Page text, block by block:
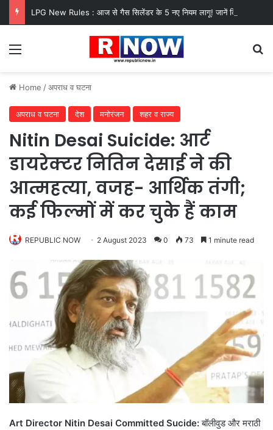
Menu
Home /अपराध व घटना
अपराध व घटना देश मनोरंजन शहर व राज्य
Nitin Desai Suicide: आर्ट
डायरेक्टर नितिन देसाई ने की
आत्महत्या, वजह- आर्थिक तंगी;
कई फिल्मों में कर चुके हैं काम
REPUBLIC NOW 2 August 2023 0 73 1 minute read
Art Director Nitin Desai Committed Sucide:बॉलीवुड और मराठी